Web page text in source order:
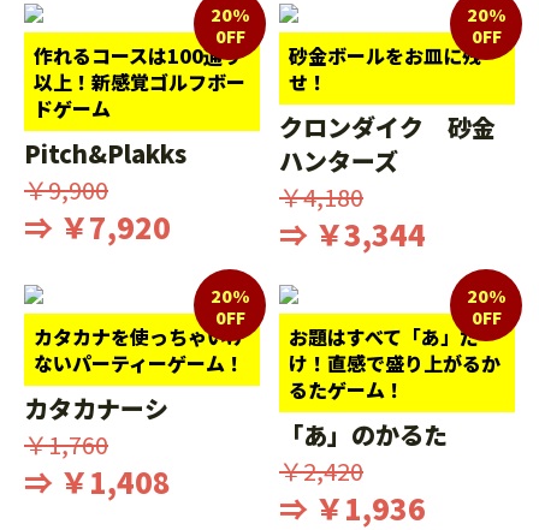
作れるコースは100通り
以上！新感覚ゴルフボー
ドゲーム
20%
0FF
Pitch&Plakks
￥9,900
⇒ ￥7,920
砂金ボールをお皿に残
せ！
20%
0FF
クロンダイク 砂金
ハンターズ
￥4,180
⇒ ￥3,344
カタカナを使っちゃいけ
ないパーティーゲーム！
20%
0FF
カタカナーシ
￥1,760
⇒ ￥1,408
お題はすべて「あ」だ
け！直感で盛り上がるか
るたゲーム！
20%
0FF
「あ」のかるた
￥2,420
⇒ ￥1,936